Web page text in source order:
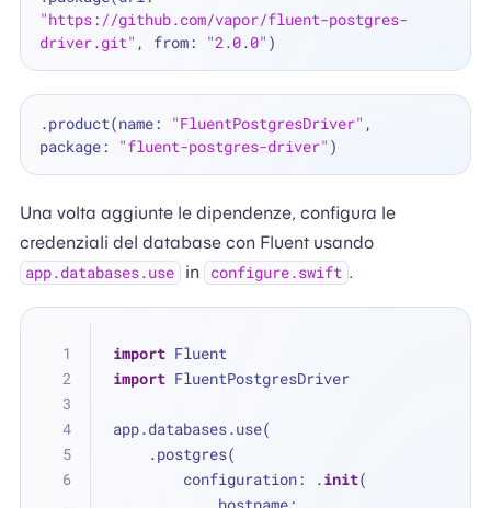
"https://github.com/vapor/fluent-postgres-
driver.git" , from: "2.0.0"
.product(name: "FluentPostgresDriver" ,
package: "fluent-postgres-driver"
Una volta aggiunte le dipendenze, configura le
credenziali del database con Fluent usando
app.databases.use in configure.swift .
import Fluent
import FluentPostgresDriver
app.databases.use(
    .postgres(
        configuration: .
init(